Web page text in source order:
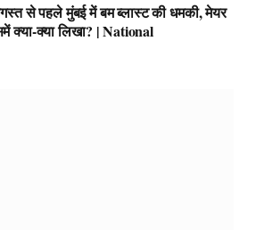
से पहले मुंबई में बम ब्लास्ट की धमकी, मेयर
क्या-क्या लिखा? | National